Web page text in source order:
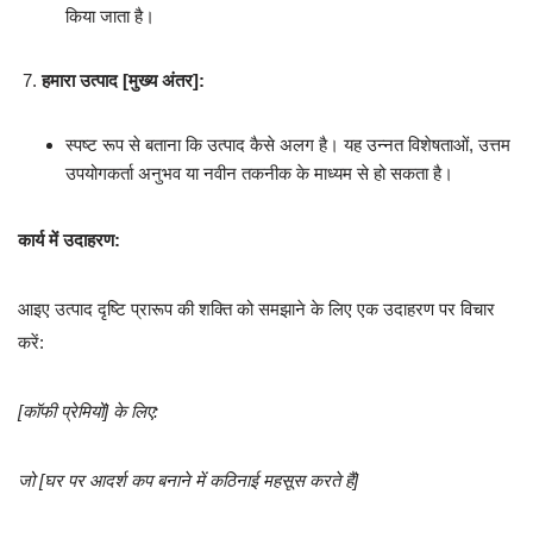
किया जाता है।
हमारा उत्पाद [मुख्य अंतर]:
स्पष्ट रूप से बताना कि उत्पाद कैसे अलग है। यह उन्नत विशेषताओं, उत्तम
उपयोगकर्ता अनुभव या नवीन तकनीक के माध्यम से हो सकता है।
कार्य में उदाहरण:
आइए उत्पाद दृष्टि प्रारूप की शक्ति को समझाने के लिए एक उदाहरण पर विचार
करें:
[कॉफी प्रेमियों] के लिए:
जो [घर पर आदर्श कप बनाने में कठिनाई महसूस करते हैं]